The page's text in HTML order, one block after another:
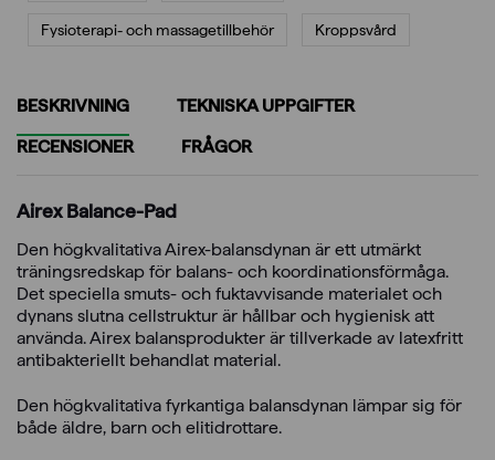
Fysioterapi- och massagetillbehör Kroppsvård
BESKRIVNING
TEKNISKA UPPGIFTER
RECENSIONER
FRÅGOR
Airex Balance-Pad
Den högkvalitativa Airex-balansdynan är ett utmärkt
träningsredskap för balans- och koordinationsförmåga.
Det speciella smuts- och fuktavvisande materialet och
dynans slutna cellstruktur är hållbar och hygienisk att
använda. Airex balansprodukter är tillverkade av latexfritt
antibakteriellt behandlat material.
Den högkvalitativa fyrkantiga balansdynan lämpar sig för
både äldre, barn och elitidrottare.